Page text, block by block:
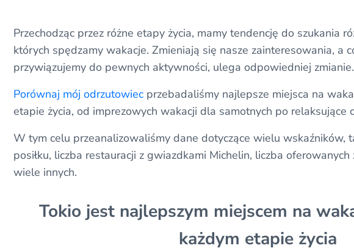
Przechodząc przez różne etapy życia, mamy tendencję do szukania
których spędzamy wakacje. Zmieniają się nasze zainteresowania, a
przywiązujemy do pewnych aktywności, ulega odpowiedniej zmianie.
Porównaj mój odrzutowiec przebadaliśmy najlepsze miejsca na
etapie życia, od imprezowych wakacji dla samotnych po relaksujące
W tym celu przeanalizowaliśmy dane dotyczące wielu wskaźników,
posiłku, liczba restauracji z gwiazdkami Michelin, liczba
wiele innych.
Tokio jest najlepszym miejscem na
każdym etapie życia